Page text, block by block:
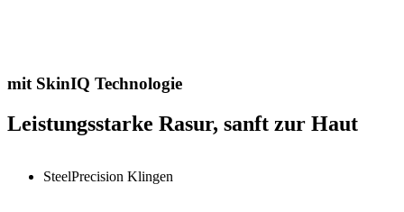
mit SkinIQ Technologie
Leistungsstarke Rasur, sanft zur Haut
SteelPrecision Klingen